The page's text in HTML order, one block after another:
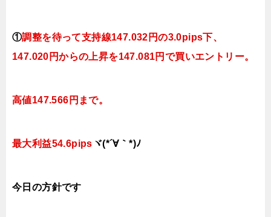
①調整を待って支持線147.032円の3.0pips下、
147.020円からの上昇を147.081円で買いエントリー。
高値147.566円まで。
最大利益54.6pips ヾ(*´∀｀*)ﾉ
今日 の方針です